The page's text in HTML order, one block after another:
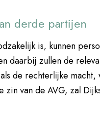
derde partijen
is, kunnen
daarbij zullen de
de rechterlijke
zin van de AVG, zal